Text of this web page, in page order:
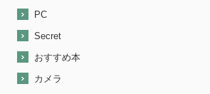
PC
Secret
おすすめ本
カメラ